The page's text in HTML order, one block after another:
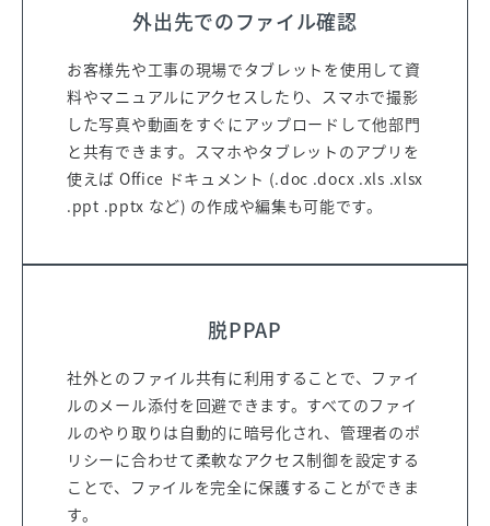
外出先でのファイル確認
お客様先や工事の現場でタブレットを使用して資
料やマニュアルにアクセスしたり、スマホで撮影
した写真や動画をすぐにアップロードして他部門
と共有できます。スマホやタブレットのアプリを
使えば Office ドキュメント (.doc .docx .xls .xlsx
.ppt .pptx など) の作成や編集も可能です。
脱PPAP
社外とのファイル共有に利用することで、ファイ
ルのメール添付を回避できます。すべてのファイ
ルのやり取りは自動的に暗号化され、管理者のポ
リシーに合わせて柔軟なアクセス制御を設定する
ことで、ファイルを完全に保護することができま
す。
利用規約を
必ずお読みください
事項に同意をしていただくと
利用規約について
利用規約を必ずお読みください。以下の利用規約に同意
の上、お手続きください。